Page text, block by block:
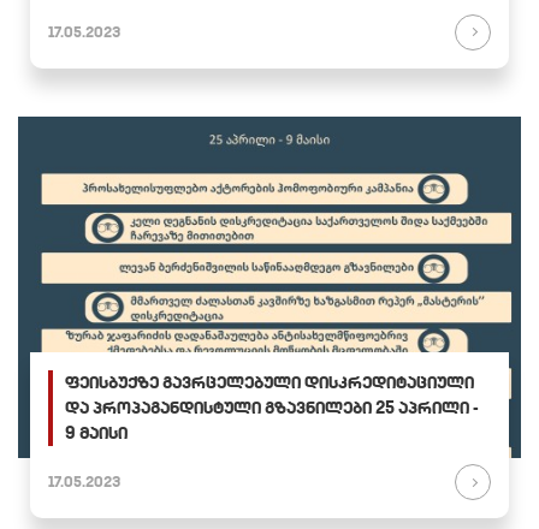
17.05.2023
ფეისბუქზე გავრცელებული დისკრედიტაციული
და პროპაგანდისტული გზავნილები 25 აპრილი -
9 მაისი
17.05.2023